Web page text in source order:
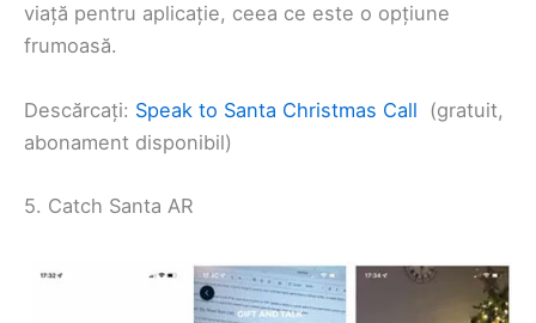
viață pentru aplicație, ceea ce este o opțiune
frumoasă.
Descărcați: Speak to Santa Christmas Call (gratuit,
abonament disponibil)
5. Catch Santa AR